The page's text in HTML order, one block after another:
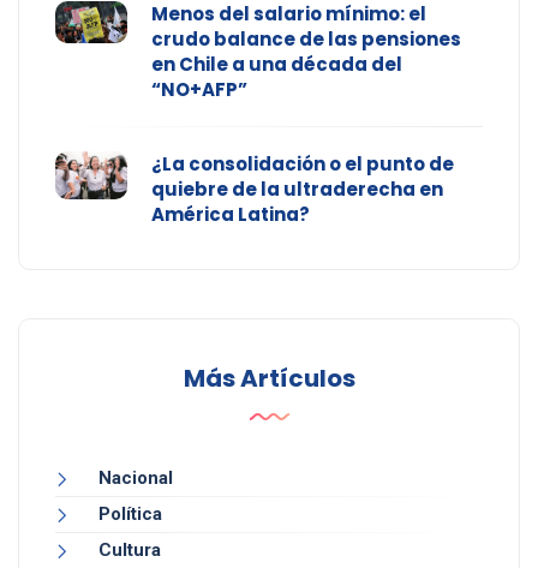
Menos del salario mínimo: el
crudo balance de las pensiones
en Chile a una década del
“NO+AFP”
¿La consolidación o el punto de
quiebre de la ultraderecha en
América Latina?
Más Artículos
Nacional
Política
Cultura